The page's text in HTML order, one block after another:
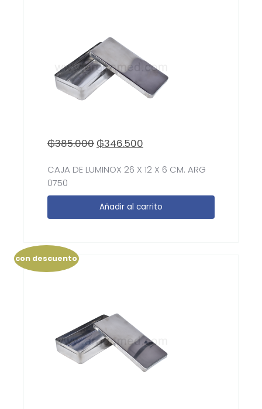
₲385.000 ₲346.500
CAJA DE LUMINOX 26 X 12 X 6 CM. ARG
0750
Añadir al carrito
con descuento